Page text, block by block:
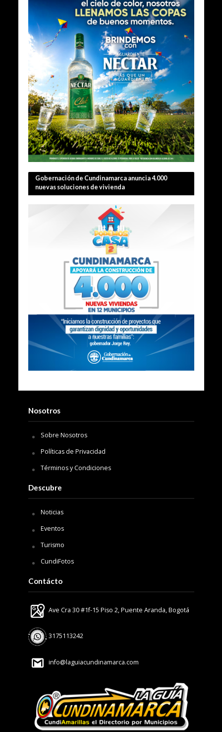
Gobernación de Cundinamarca anuncia 4.000
nuevas soluciones de vivienda
Nosotros
Sobre Nosotros
Políticas de Privacidad
Términos y Condiciones
Descubre
Noticias
Eventos
Turismo
CundiFotos
Contácto
Ave Cra 30 #1f-15 Piso 2, Puente Aranda, Bogotá
3175113242
info@laguiacundinamarca.com